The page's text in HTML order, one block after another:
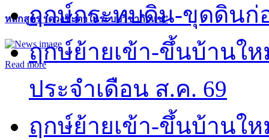
หลักสูตร “ดวงชะตาในระบบวิชากิวแช”
Read more
ฤกษ์กระทบดิน-ขุดดินก่
ฤกษ์ย้ายเข้า-ขึ้นบ้านใ
ประจำเดือน ส.ค. 69
ฤกษ์ย้ายเข้า-ขึ้นบ้านใ